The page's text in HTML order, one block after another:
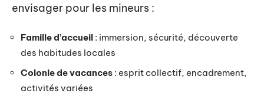
envisager pour les mineurs :
Famille d’accueil : immersion, sécurité, découverte
des habitudes locales
Colonie de vacances : esprit collectif, encadrement,
activités variées